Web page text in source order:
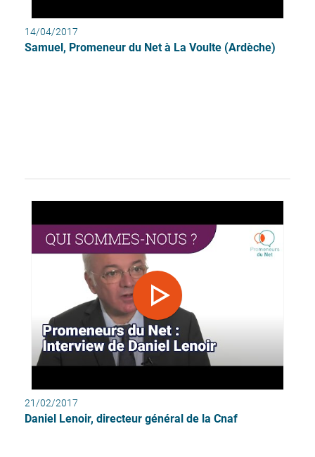
14/04/2017
Samuel, Promeneur du Net à La Voulte (Ardèche)
21/02/2017
Daniel Lenoir, directeur général de la Cnaf